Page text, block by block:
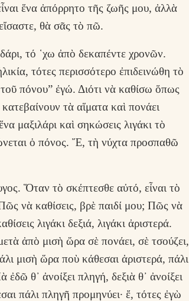
ἕνα ἀπόρρητο τῆς ζωῆς μου, ἀλλὰ
θὰ σᾶς τὸ πῶ.
τό ῾χω ἀπὸ δεκαπέντε χρονῶν.
τότες περισσότερο ἐπιδεινώθη τὸ
πόνου” ἐγώ. Διότι νὰ καθίσω ὅπως
τὰ αἵματα καὶ πονάει
μαξιλάρι καὶ σηκώσεις λιγάκι τὸ
ὁ πόνος. Ἔ, τὴ νύχτα προσπαθῶ
Ὅταν τὸ σκέπτεσθε αὐτό, εἶναι τὸ
νὰ καθίσεις, βρὲ παιδί μου; Πῶς νὰ
λιγάκι δεξιά, λιγάκι ἀριστερά.
ἀπὸ μισὴ ὥρα σὲ πονάει, σὲ τσούζει,
μισὴ ὥρα ποὺ κάθεσαι ἀριστερά, πάλι
ἐδῶ θ᾿ ἀνοίξει πληγή, δεξιὰ θ᾿ ἀνοίξει
πάλι πληγῆ προμηνύει· ἔ, τότες ἐγὼ